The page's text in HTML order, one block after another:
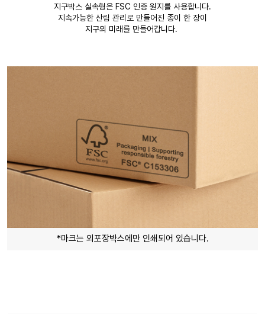
지구박스 실속형은 FSC 인증 원지를 사용합니다.
지속가능한 산림 관리로 만들어진 종이 한 장이
지구의 미래를 만들어갑니다.
*마크는 외포장박스에만 인쇄되어 있습니다.